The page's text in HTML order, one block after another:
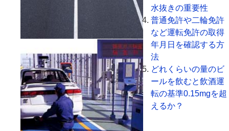
水抜きの重要性
普通免許や二輪免許
など運転免許の取得
年月日を確認する方
法
どれくらいの量のビ
ールを飲むと飲酒運
転の基準0.15mgを超
えるか？